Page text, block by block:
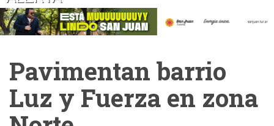
Pavimentan barrio
Luz y Fuerza en zona